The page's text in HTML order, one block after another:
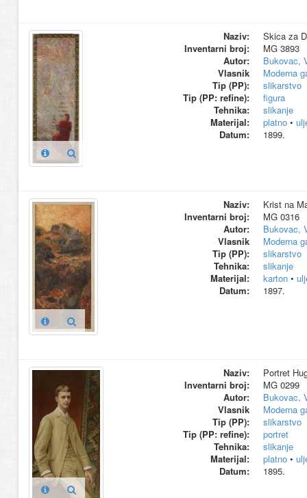
Naziv:
Skica za
Inventarni broj:
MG 3893
Autor:
Bukovac,
Vlasnik
Moderna
Tip (PP):
slikarstvo
Tip (PP: refine):
figura
Tehnika:
slikanje
Materijal:
platno•
Datum:
1899.
Naziv:
Krist na
Inventarni broj:
MG 0316
Autor:
Bukovac,
Vlasnik
Moderna
Tip (PP):
slikarstvo
Tehnika:
slikanje
Materijal:
karton•
Datum:
1897.
Naziv:
Portret
Inventarni broj:
MG 0299
Autor:
Bukovac,
Vlasnik
Moderna
Tip (PP):
slikarstvo
Tip (PP: refine):
portret
Tehnika:
slikanje
Materijal:
platno•
Datum:
1895.